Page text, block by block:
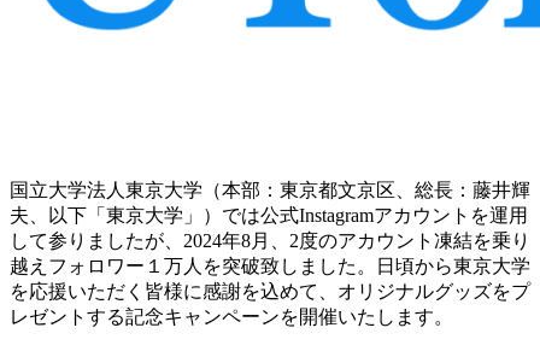
国立大学法人東京大学（本部：東京都文京区、総長：藤井輝
夫、以下「東京大学」）では公式Instagramアカウントを運用
して参りましたが、2024年8月、2度のアカウント凍結を乗り
越えフォロワー１万人を突破致しました。日頃から東京大学
を応援いただく皆様に感謝を込めて、オリジナルグッズをプ
レゼントする記念キャンペーンを開催いたします。